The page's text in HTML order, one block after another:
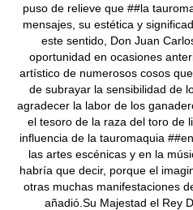
puso de relieve que ##la
mensajes, su estética y
este sentido, Don Juan
oportunidad en ocasiones
artístico de numerosos cosos
de subrayar la sensibilidad de
agradecer la labor de los
el tesoro de la raza del toro de
influencia de la tauromaquia
las artes escénicas y en la
habría que decir, porque el
otras muchas manifestaciones
añadió.Su Majestad el Rey